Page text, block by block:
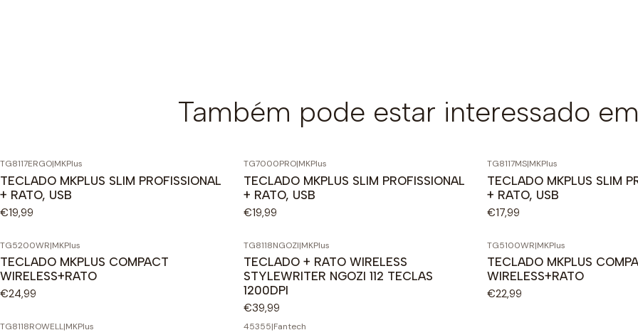
Também pode estar interessado
TG8117ERGO|MKPlus
TECLADO MKPLUS SLIM PROFISSIONAL
+ RATO, USB
€19,99
TG7000PRO|MKPlus
TECLADO MKPLUS SLIM PROFISSIONAL
+ RATO, USB
€19,99
TG8117MS|MKPlus
TECLADO MKPLUS SLIM
+ RATO, USB
€17,99
TG5200WR|MKPlus
TECLADO MKPLUS COMPACT
WIRELESS+RATO
€24,99
TG8118NGOZI|MKPlus
TECLADO + RATO WIRELESS
STYLEWRITER NGOZI 112 TECLAS
1200DPI
€39,99
TG5100WR|MKPlus
TECLADO MKPLUS
WIRELESS+RATO
€22,99
TG8118ROWELL|MKPlus 45355|Fantech